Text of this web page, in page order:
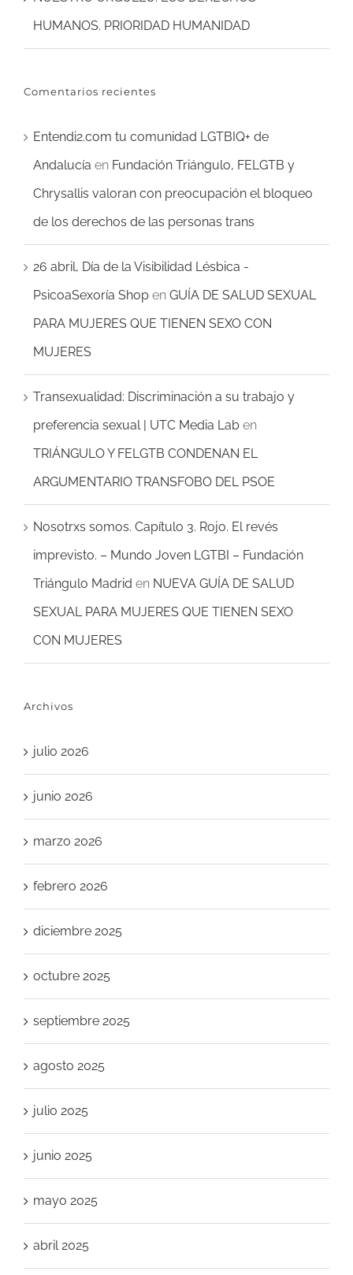
HUMANOS. PRIORIDAD HUMANIDAD
Comentarios recientes
Entendi2.com tu comunidad LGTBIQ+ de
Andalucía en Fundación Triángulo, FELGTB y
Chrysallis valoran con preocupación el bloqueo
de los derechos de las personas trans
26 abril, Día de la Visibilidad Lésbica -
PsicoaSexoría Shop en GUÍA DE SALUD SEXUAL
PARA MUJERES QUE TIENEN SEXO CON
MUJERES
Transexualidad: Discriminación a su trabajo y
preferencia sexual | UTC Media Lab en
TRIÁNGULO Y FELGTB CONDENAN EL
ARGUMENTARIO TRANSFOBO DEL PSOE
Nosotrxs somos. Capítulo 3. Rojo. El revés
imprevisto. – Mundo Joven LGTBI – Fundación
Triángulo Madrid en NUEVA GUÍA DE SALUD
SEXUAL PARA MUJERES QUE TIENEN SEXO
CON MUJERES
Archivos
julio 2026
junio 2026
marzo 2026
febrero 2026
diciembre 2025
octubre 2025
septiembre 2025
agosto 2025
julio 2025
junio 2025
mayo 2025
abril 2025